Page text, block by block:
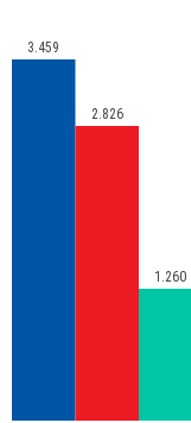
3.459
2.826
1.260